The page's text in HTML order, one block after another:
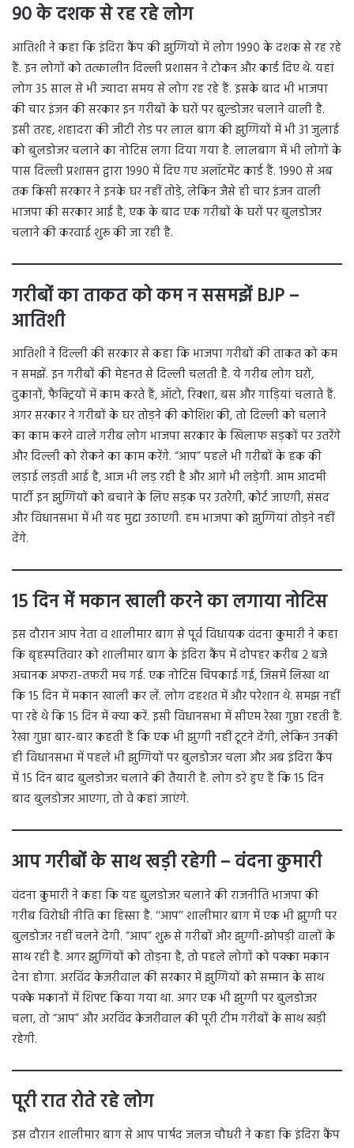
90 के दशक से रह रहे लोग
आतिशी ने कहा कि इंदिरा कैंप की झुग्गियों में लोग 1990 के दशक से रह रहे
हैं. इन लोगों को तत्कालीन दिल्ली प्रशासन ने टोकन और कार्ड दिए थे. यहां
लोग 35 साल से भी ज्यादा समय से लोग रह रहे हैं. इसके बाद भी भाजपा
की चार इंजन की सरकार इन गरीबों के घरों पर बुल्डोजर चलाने वाली है.
इसी तरह, शहादरा की जीटी रोड पर लाल बाग की झुग्गियों में भी 31 जुलाई
को बुलडोजर चलाने का नोटिस लगा दिया गया है. लालबाग में भी लोगों के
पास दिल्ली प्रशासन द्वारा 1990 में दिए गए अलॉटमेंट कार्ड हैं. 1990 से अब
तक किसी सरकार ने इनके घर नहीं तोड़े, लेकिन जैसे ही चार इंजन वाली
भाजपा की सरकार आई है, एक के बाद एक गरीबों के घरों पर बुलडोजर
चलाने की करवाई शुरू की जा रही है.
गरीबों का ताकत को कम न ससमझें BJP –
आतिशी
आतिशी ने दिल्ली की सरकार से कहा कि भाजपा गरीबों की ताकत को कम
न समझें. इन गरीबों की मेहनत से दिल्ली चलती है. ये गरीब लोग घरों,
दुकानों, फैक्ट्रियों में काम करते हैं, ऑटो, रिक्शा, बस और गाड़ियां चलाते हैं.
अगर सरकार ने गरीबों के घर तोड़ने की कोशिश की, तो दिल्ली को चलाने
का काम करने वाले गरीब लोग भाजपा सरकार के खिलाफ सड़कों पर उतरेंगे
और दिल्ली को रोकने का काम करेंगे. “आप” पहले भी गरीबों के हक की
लड़ाई लड़ती आई है, आज भी लड़ रही है और आगे भी लड़ेगी. आम आदमी
पार्टी इन झुग्गियों को बचाने के लिए सड़क पर उतरेगी, कोर्ट जाएगी, संसद
और विधानसभा में भी यह मुद्दा उठाएगी. हम भाजपा को झुग्गियां तोड़ने नहीं
देंगे.
15 दिन में मकान खाली करने का लगाया नोटिस
इस दौरान आप नेता व शालीमार बाग से पूर्व विधायक वंदना कुमारी ने कहा
कि बृहस्पतिवार को शालीमार बाग के इंदिरा कैंप में दोपहर करीब 2 बजे
अचानक अफरा-तफरी मच गई. एक नोटिस चिपकाई गई, जिसमें लिखा था
कि 15 दिन में मकान खाली कर लें. लोग दहशत में और परेशान थे. समझ नहीं
पा रहे थे कि 15 दिन में क्या करें. इसी विधानसभा में सीएम रेखा गुप्ता रहती हैं.
रेखा गुप्ता बार-बार कहती हैं कि एक भी झुग्गी नहीं टूटने देंगी, लेकिन उनकी
ही विधानसभा में पहले भी झुग्गियों पर बुलडोजर चला और अब इंदिरा कैंप
में 15 दिन बाद बुलडोजर चलाने की तैयारी है. लोग डरे हुए हैं कि 15 दिन
बाद बुलडोजर आएगा, तो वे कहां जाएंगे.
आप गरीबों के साथ खड़ी रहेगी – वंदना कुमारी
वंदना कुमारी ने कहा कि यह बुलडोजर चलाने की राजनीति भाजपा की
गरीब विरोधी नीति का हिस्सा है. ‘‘आप’’ शालीमार बाग में एक भी झुग्गी पर
बुलडोजर नहीं चलने देगी. “आप” शुरू से गरीबों और झुग्गी-झोपड़ी वालों के
साथ रही है. अगर झुग्गियों को तोड़ना है, तो पहले लोगों को पक्का मकान
देना होगा. अरविंद केजरीवाल की सरकार में झुग्गियों को सम्मान के साथ
पक्के मकानों में शिफ्ट किया गया था. अगर एक भी झुग्गी पर बुलडोजर
चला, तो “आप” और अरविंद केजरीवाल की पूरी टीम गरीबों के साथ खड़ी
रहेगी.
पूरी रात रोते रहे लोग
इस दौरान शालीमार बाग से आप पार्षद जलज चौधरी ने कहा कि इंदिरा कैंप